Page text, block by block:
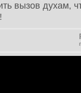
вызов духам,